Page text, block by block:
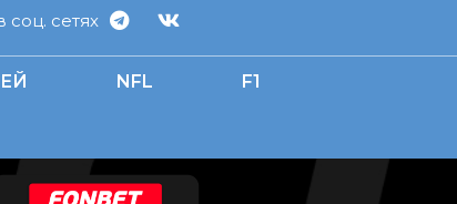
соц. сетях
NFL F1